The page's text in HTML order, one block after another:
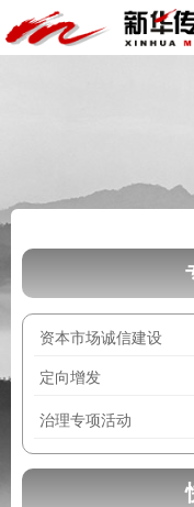
资本市场诚信建设
定向增发
治理专项活动